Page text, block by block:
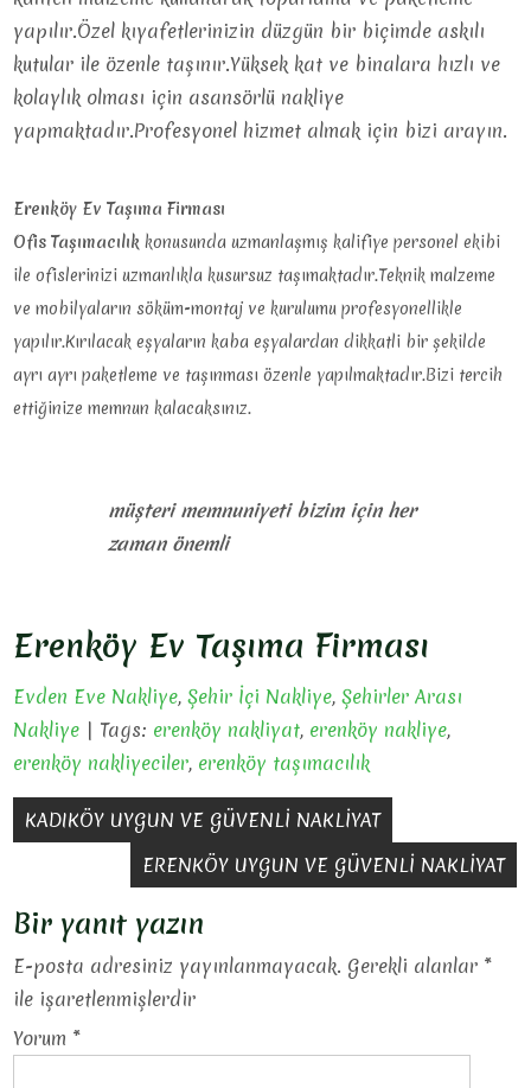
yapılır.Özel kıyafetlerinizin düzgün bir biçimde askılı
kutular ile özenle taşınır.Yüksek kat ve binalara hızlı ve
kolaylık olması için asansörlü nakliye
yapmaktadır.Profesyonel hizmet almak için bizi arayın.
Erenköy Ev Taşıma Firması
Ofis Taşımacılık konusunda uzmanlaşmış kalifiye personel ekibi
ile ofislerinizi uzmanlıkla kusursuz taşımaktadır.Teknik malzeme
ve mobilyaların söküm-montaj ve kurulumu profesyonellikle
yapılır.Kırılacak eşyaların kaba eşyalardan dikkatli bir şekilde
ayrı ayrı paketleme ve taşınması özenle yapılmaktadır.Bizi tercih
ettiğinize memnun kalacaksınız.
müşteri memnuniyeti bizim için her
zaman önemli
Erenköy Ev Taşıma Firması
Evden Eve Nakliye,Şehir İçi Nakliye,Şehirler Arası
Nakliye | Tags: erenköy nakliyat, erenköy nakliye,
erenköy nakliyeciler, erenköy taşımacılık
Yazı
gezinmesi
KADIKÖY UYGUN VE GÜVENLİ NAKLİYAT
ERENKÖY UYGUN VE GÜVENLİ NAKLİYAT
Bir yanıt yazın
E-posta adresiniz yayınlanmayacak. Gerekli alanlar *
ile işaretlenmişlerdir
Yorum *